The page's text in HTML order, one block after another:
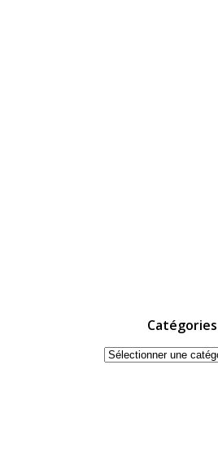
Catégories
Catégories